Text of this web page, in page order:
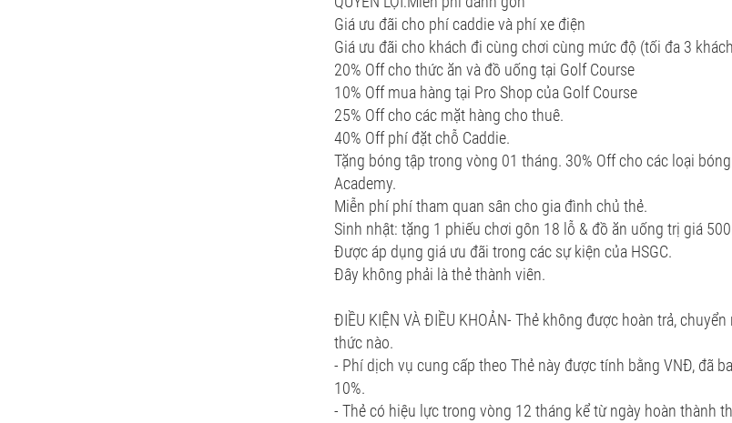
Giá ưu đãi cho phí caddie và phí xe điện
Giá ưu đãi cho khách đi cùng chơi cùng mức độ (tối đa 3
20% Off cho thức ăn và đồ uống tại Golf Course
10% Off mua hàng tại Pro Shop của Golf Course
25% Off cho các mặt hàng cho thuê.
40% Off phí đặt chỗ Caddie.
Tặng bóng tập trong vòng 01 tháng. 30% Off cho các loại
Academy.
Miễn phí phí tham quan sân cho gia đình chủ thẻ.
Sinh nhật: tặng 1 phiếu chơi gôn 18 lỗ & đồ ăn uống trị giá
Được áp dụng giá ưu đãi trong các sự kiện của HSGC.
Đây không phải là thẻ thành viên.
ĐIỀU KIỆN VÀ ĐIỀU KHOẢN- Thẻ không được hoàn trả,
thức nào.
- Phí dịch vụ cung cấp theo Thẻ này được tính bằng VNĐ, đã
10%.
- Thẻ có hiệu lực trong vòng 12 tháng kể từ ngày hoàn thành